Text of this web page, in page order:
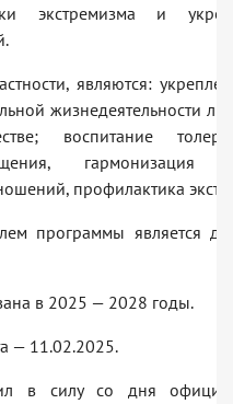
экстремизма и
являются:
жизнедеятельности
воспитание
гармонизация
профилактика
программы является
в 2025 — 2028 годы.
— 11.02.2025.
в силу со дня